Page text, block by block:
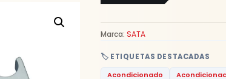
🏷️ ETIQUETAS DESTACADAS
Acondicionado
Marca: SATA